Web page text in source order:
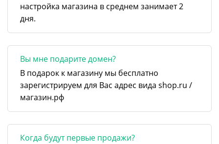
настройка магазина в среднем занимает 2
дня.
Вы мне подарите домен?
В подарок к магазину мы бесплатно
зарегистрируем для Вас адрес вида shop.ru /
магазин.рф
Когда будут первые продажи?